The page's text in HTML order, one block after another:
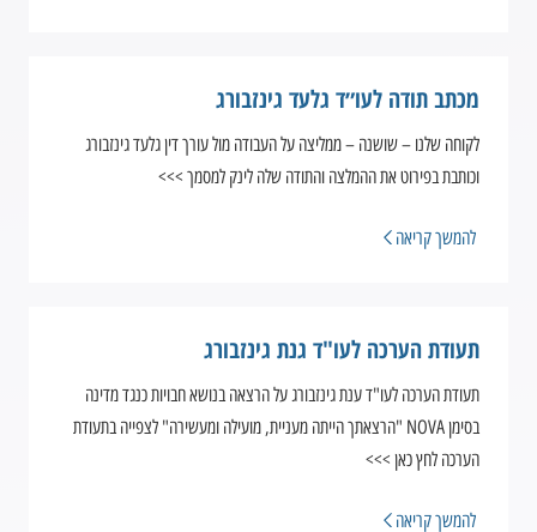
מכתב תודה לעו״ד גלעד גינזבורג
לקוחה שלנו – שושנה – ממליצה על העבודה מול עורך דין גלעד גינזבורג
וכותבת בפירוט את ההמלצה והתודה שלה לינק למסמך >>>
להמשך קריאה
תעודת הערכה לעו"ד גנת גינזבורג
תעודת הערכה לעו"ד ענת גינזבורג על הרצאה בנושא חבויות כנגד מדינה
בסימן NOVA "הרצאתך הייתה מעניית, מועילה ומעשירה" לצפייה בתעודת
הערכה לחץ כאן >>>
להמשך קריאה